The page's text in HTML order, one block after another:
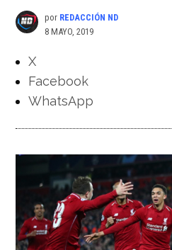
por REDACCIÓN ND
8 MAYO, 2019
X
Facebook
WhatsApp